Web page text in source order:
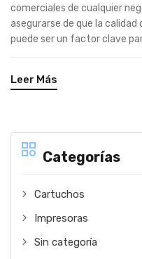
Categorías
Cartuchos
Impresoras
Sin categoría
comerciales de cualquier
asegurarse de que la calidad
puede ser un factor clave
Leer Más